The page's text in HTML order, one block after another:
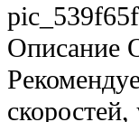
Описание